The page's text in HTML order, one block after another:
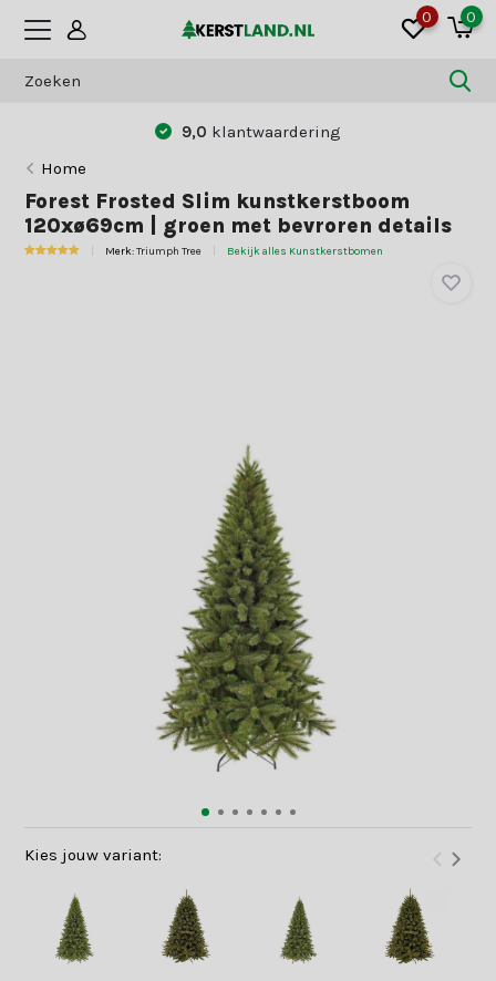
0 0
9,0 klantwaardering
Home
Forest Frosted Slim kunstkerstboom
120xø69cm | groen met bevroren details
Merk:Triumph Tree Bekijk alles Kunstkerstbomen
Kies jouw variant: